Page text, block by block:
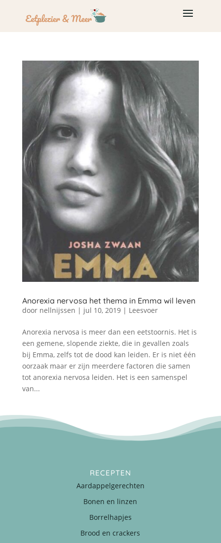
Anorexia nervosa het thema in Emma wil leven
door nellnijssen | jul 10, 2019| Leesvoer
Anorexia nervosa is meer dan een eetstoornis. Het is
een gemene, slopende ziekte, die in gevallen zoals
bij Emma, zelfs tot de dood kan leiden. Er is niet één
oorzaak maar er zijn meerdere factoren die samen
tot anorexia nervosa leiden. Het is een samenspel
van...
RECEPTEN
Aardappelgerechten
Bonen en linzen
Borrelhapjes
Brood en crackers